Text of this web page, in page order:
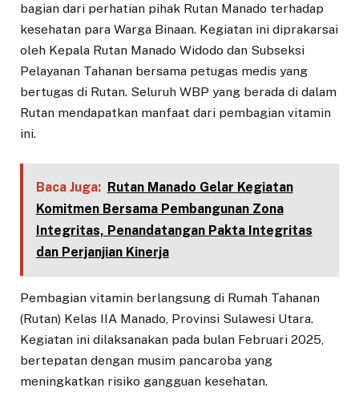
bagian dari perhatian pihak Rutan Manado terhadap
kesehatan para Warga Binaan. Kegiatan ini diprakarsai
oleh Kepala Rutan Manado Widodo dan Subseksi
Pelayanan Tahanan bersama petugas medis yang
bertugas di Rutan. Seluruh WBP yang berada di dalam
Rutan mendapatkan manfaat dari pembagian vitamin
ini.
Baca Juga: Rutan Manado Gelar Kegiatan
Komitmen Bersama Pembangunan Zona
Integritas, Penandatangan Pakta Integritas
dan Perjanjian Kinerja
Pembagian vitamin berlangsung di Rumah Tahanan
(Rutan) Kelas IIA Manado, Provinsi Sulawesi Utara.
Kegiatan ini dilaksanakan pada bulan Februari 2025,
bertepatan dengan musim pancaroba yang
meningkatkan risiko gangguan kesehatan.